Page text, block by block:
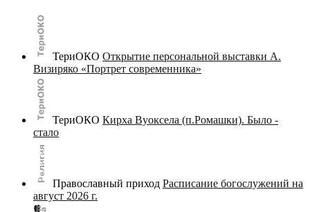
ТериОКО Открытие персональной выставки А.
Визиряко «Портрет современника»
ТериОКО Кирха Вуоксела (п.Ромашки). Было -
стало
Православный приход Расписание богослужений на
август 2026 г.